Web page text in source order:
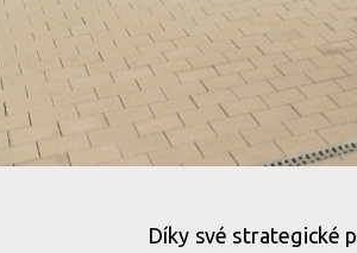
Nová prodejna Velocity Westend posouvá zážitek
Díky své strategické